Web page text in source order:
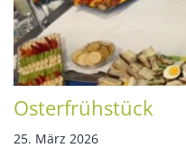
Osterfrühstück
25. März 2026